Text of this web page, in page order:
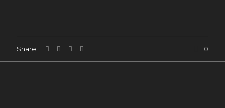
Share 0